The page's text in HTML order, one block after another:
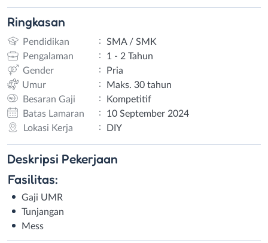
Ringkasan
Pendidikan :
SMA / SMK
Pengalaman
:
1 - 2 Tahun
Gender
:
Pria
Umur
:
Maks. 30 tahun
Besaran Gaji
:
Kompetitif
Batas Lamaran
:
10 September 2024
Lokasi Kerja
: DIY
Deskripsi Pekerjaan
Fasilitas:
Gaji UMR
Tunjangan
Mess